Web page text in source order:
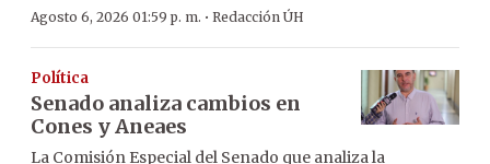
Agosto 6, 2026 01:59 p. m. · Redacción ÚH
Política
Senado analiza cambios en
Cones y Aneaes
La Comisión Especial del Senado que analiza la